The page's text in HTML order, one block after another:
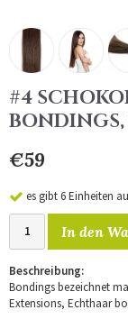
#4
€59
es gibt 6 Einheiten
In den
Beschreibung:
Bondings bezeichnet
Extensions, Echthaar